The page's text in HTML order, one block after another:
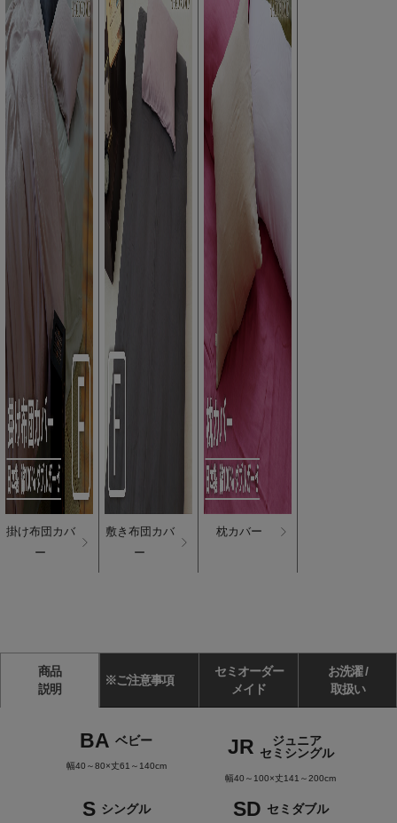
掛け布団カバ
ー
敷き布団カバ
ー
枕カバー
商品
説明
※ご注意事項
セミオーダー
メイド
お洗濯 /
取扱い
BA ベビー
幅40～80×丈61～140cm
JR
ジュニア
セミシングル
幅40～100×丈141～200cm
S シングル SD セミダブル